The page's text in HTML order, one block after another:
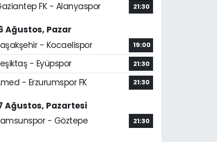
FK - Alanyaspor 21:30
Ağustos, Pazar
- Kocaelispor
19:00
- Eyüpspor 21:30
- Erzurumspor FK 21:30
Ağustos, Pazartesi
- Göztepe
21:30